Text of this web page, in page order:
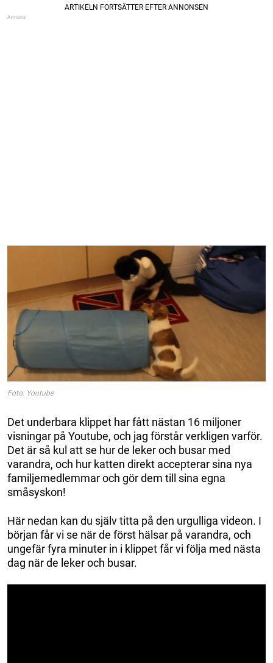
Foto: Youtube
Det underbara klippet har fått nästan 16 miljoner
visningar på Youtube, och jag förstår verkligen varför.
Det är så kul att se hur de leker och busar med
varandra, och hur katten direkt accepterar sina nya
familjemedlemmar och gör dem till sina egna
småsyskon!
Här nedan kan du själv titta på den urgulliga videon. I
början får vi se när de först hälsar på varandra, och
ungefär fyra minuter in i klippet får vi följa med nästa
dag när de leker och busar.